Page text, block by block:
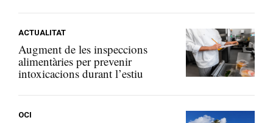
ACTUALITAT
Augment de les inspeccions
alimentàries per prevenir
intoxicacions durant l’estiu
OCI